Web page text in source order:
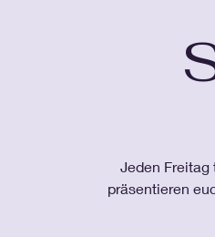
Jeden Freitag
präsentieren